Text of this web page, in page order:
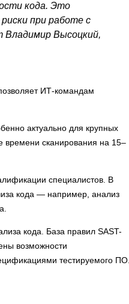
кода. Это
при работе с
Владимир Высоцкий,
ИТ-командам
актуально для крупных
времени сканирования на 15–
специалистов. В
кода — например, анализ
кода. База правил SAST-
возможности
тестируемого ПО.